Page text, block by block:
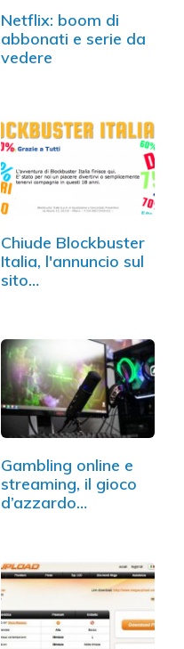
Netflix: boom di
abbonati e serie da
vedere
Chiude Blockbuster
Italia, l'annuncio sul
sito…
Gambling online e
streaming, il gioco
d’azzardo…